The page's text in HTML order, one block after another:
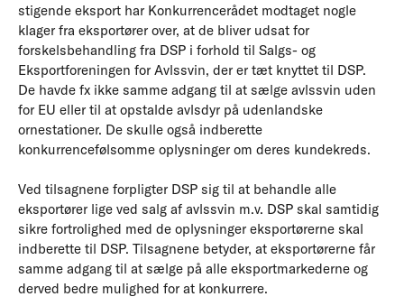
stigende eksport har Konkurrencerådet modtaget nogle
klager fra eksportører over, at de bliver udsat for
forskelsbehandling fra DSP i forhold til Salgs- og
Eksportforeningen for Avlssvin, der er tæt knyttet til DSP.
De havde fx ikke samme adgang til at sælge avlssvin uden
for EU eller til at opstalde avlsdyr på udenlandske
ornestationer. De skulle også indberette
konkurrencefølsomme oplysninger om deres kundekreds.
Ved tilsagnene forpligter DSP sig til at behandle alle
eksportører lige ved salg af avlssvin m.v. DSP skal samtidig
sikre fortrolighed med de oplysninger eksportørerne skal
indberette til DSP. Tilsagnene betyder, at eksportørerne får
samme adgang til at sælge på alle eksportmarkederne og
derved bedre mulighed for at konkurrere.